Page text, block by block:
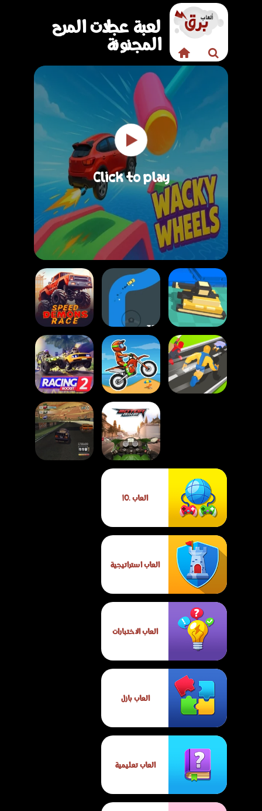
لعبة عجلات المرح
المجنونة
Click to play
لعبة سباق شياطين
السرعة
لعبة انطلاقة السيارة
لعبة سباق الدبابات
للبقاء
لعبة سباق الصواريخ
2 – تحدي سيارات
سريع متعدد اللاعبين
لعبة موتو اكس 3
حقيقية
العاب .IO
العاب استراتيجية
العاب الاختبارات
العاب بازل
العاب تعليمية